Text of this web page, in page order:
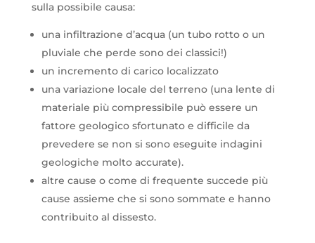
sulla possibile causa:
una infiltrazione d’acqua (un tubo rotto o un
pluviale che perde sono dei classici!)
un incremento di carico localizzato
una variazione locale del terreno (una lente di
materiale più compressibile può essere un
fattore geologico sfortunato e difficile da
prevedere se non si sono eseguite indagini
geologiche molto accurate).
altre cause o come di frequente succede più
cause assieme che si sono sommate e hanno
contribuito al dissesto.